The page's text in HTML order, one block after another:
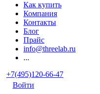
Как купить
Компания
Контакты
Блог
Прайс
info@threelab.ru
...
+7(495)120-66-47
Войти